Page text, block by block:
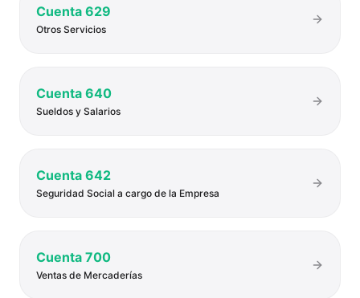
Cuenta 629
Otros Servicios
Cuenta 640
Sueldos y Salarios
Cuenta 642
Seguridad Social a cargo de la Empresa
Cuenta 700
Ventas de Mercaderías